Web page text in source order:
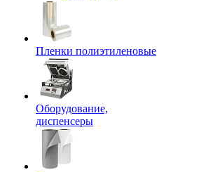
Пленки полиэтиленовые
Оборудование,
диспенсеры